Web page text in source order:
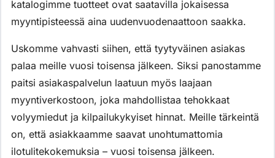
katalogimme tuotteet ovat saatavilla jokaisessa
myyntipisteessä aina uudenvuodenaattoon saakka.
Uskomme vahvasti siihen, että tyytyväinen asiakas
palaa meille vuosi toisensa jälkeen. Siksi panostamme
paitsi asiakaspalvelun laatuun myös laajaan
myyntiverkostoon, joka mahdollistaa tehokkaat
volyymiedut ja kilpailukykyiset hinnat. Meille tärkeintä
on, että asiakkaamme saavat unohtumattomia
ilotulitekokemuksia – vuosi toisensa jälkeen.